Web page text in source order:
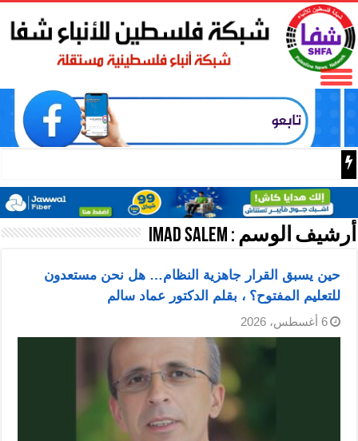
أرشيف الوسم : Imad Salem
حين يسبق القرار جاهزية النظام… هل نحن مستعدون
للتعليم المفتوح؟ ، بقلم الدكتور عماد سالم
6 أغسطس، 2026